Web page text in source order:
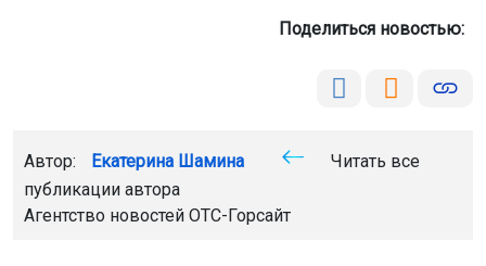
Поделиться новостью:
Автор: Екатерина Шамина
Читать все
публикации автора
Агентство новостей ОТС-Горсайт